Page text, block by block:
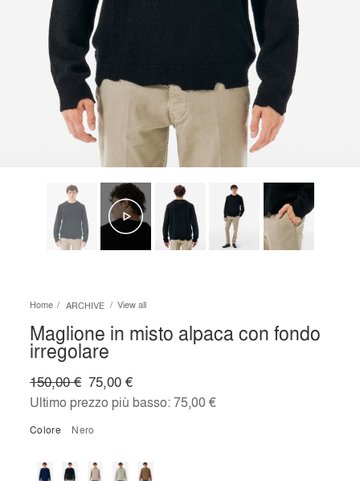
Home ARCHIVE View all
Maglione in misto alpaca con fondo
irregolare
75,00 €
150,00 €
Ultimo prezzo più basso:75,00 €
Colore nero